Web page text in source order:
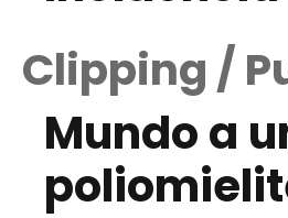
Clipping /
Mundo a